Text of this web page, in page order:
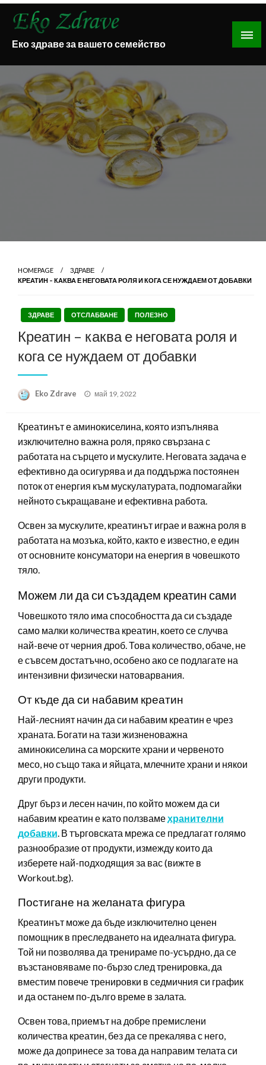
Skip
Еко здраве за вашето семейство
HOMEPAGE
ЗДРАВЕ
КРЕАТИН – КАКВА Е НЕГОВАТА РОЛЯ И КОГА СЕ НУЖДАЕМ ОТ ДОБАВКИ
ЗДРАВЕ ОТСЛАБВАНЕ ПОЛЕЗНО
Креатин – каква е неговата роля и
кога се нуждаем от добавки
Eko Zdrave
Posted
май 19, 2022
Креатинът е аминокиселина, която изпълнява
изключително важна роля, пряко свързана с
работата на сърцето и мускулите. Неговата задача е
ефективно да осигурява и да поддържа постоянен
поток от енергия към мускулатурата, подпомагайки
нейното съкращаване и ефективна работа.
Освен за мускулите, креатинът играе и важна роля в
работата на мозъка, който, както е известно, е един
от основните консуматори на енергия в човешкото
тяло.
Можем ли да си създадем креатин сами
Човешкото тяло има способността да си създаде
само малки количества креатин, което се случва
най-вече от черния дроб. Това количество, обаче, не
е съвсем достатъчно, особено ако се подлагате на
интензивни физически натоварвания.
От къде да си набавим креатин
Най-лесният начин да си набавим креатин е чрез
храната. Богати на тази жизненоважна
аминокиселина са морските храни и червеното
месо, но също така и яйцата, млечните храни и някои
други продукти.
Друг бърз и лесен начин, по който можем да си
набавим креатин е като ползвамехранителни
добавки. В търговската мрежа се предлагат голямо
разнообразие от продукти, измежду които да
изберете най-подходящия за вас (вижте в
Workout.bg).
Постигане на желаната фигура
Креатинът може да бъде изключително ценен
помощник в преследването на идеалната фигура.
Той ни позволява да тренираме по-усърдно, да се
възстановяваме по-бързо след тренировка, да
вместим повече тренировки в седмичния си график
и да останем по-дълго време в залата.
Освен това, приемът на добре премислени
количества креатин, без да се прекалява с него,
може да допринесе за това да направим телата си